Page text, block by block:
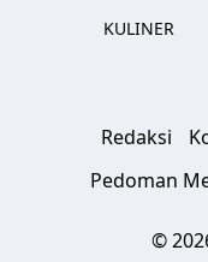
KULINER
Redaksi
Pedoman
©